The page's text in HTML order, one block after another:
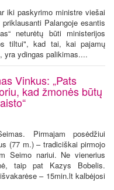
iki paskyrimo ministre viešai
Palangoje esantis
neturėtų būti ministerijos
tiltui", kad tai, kai pajamų
yra ydingas palikimas....
Vinkus: „Pats
kad žmonės būtų
Pirmajam posėdžiui
(77 m.) – tradiciškai pirmojo
Seimo nariui. Ne vienerius
taip pat Kazys Bobelis.
– 15min.lt kalbėjosi